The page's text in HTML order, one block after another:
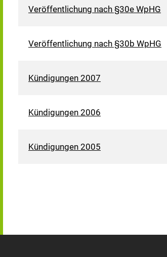
Veröffentlichung nach §30e WpHG
Veröffentlichung nach §30b WpHG
Kündigungen 2007
Kündigungen 2006
Kündigungen 2005